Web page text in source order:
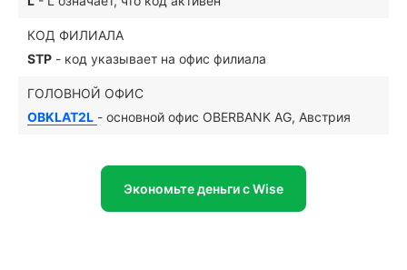
КОД ФИЛИАЛА
STP - код указывает на офис филиала
ГОЛОВНОЙ ОФИС
OBKLAT2L - основной офис OBERBANK AG, Австрия
Экономьте деньги с Wise